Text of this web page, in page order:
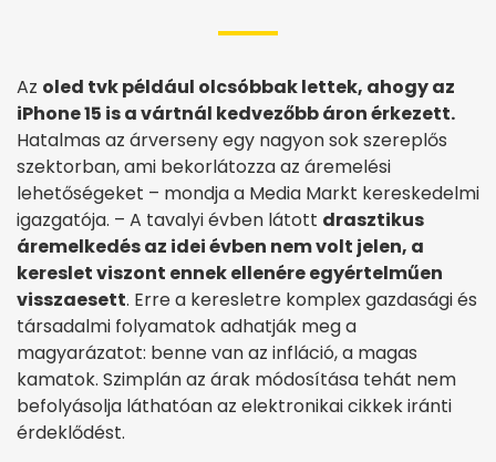
Az oled tvk például olcsóbbak lettek, ahogy az
iPhone 15 is a vártnál kedvezőbb áron érkezett.
Hatalmas az árverseny egy nagyon sok szereplős
szektorban, ami bekorlátozza az áremelési
lehetőségeket – mondja a Media Markt kereskedelmi
igazgatója. – A tavalyi évben látott drasztikus
áremelkedés az idei évben nem volt jelen, a
kereslet viszont ennek ellenére egyértelműen
visszaesett. Erre a keresletre komplex gazdasági és
társadalmi folyamatok adhatják meg a
magyarázatot: benne van az infláció, a magas
kamatok. Szimplán az árak módosítása tehát nem
befolyásolja láthatóan az elektronikai cikkek iránti
érdeklődést.